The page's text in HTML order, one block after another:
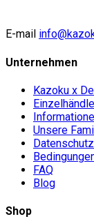
E-mail
Unternehmen
Kazoku x
Unsere
FAQ
Blog
Shop